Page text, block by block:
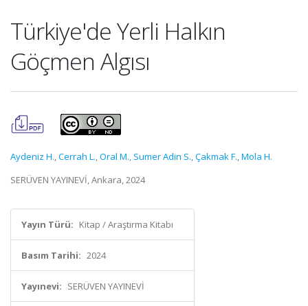
Türkiye'de Yerli Halkın
Göçmen Algısı
Aydeniz H.,Cerrah L.,Oral M., Sumer Adin S.,Çakmak F.,Mola H.
SERÜVEN YAYINEVİ, Ankara, 2024
Yayın Türü: Kitap / Araştırma Kitabı
Basım Tarihi: 2024
Yayınevi: SERÜVEN YAYINEVİ